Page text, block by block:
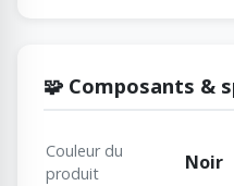
🧩 Composants &
Couleur du
produit
Noir